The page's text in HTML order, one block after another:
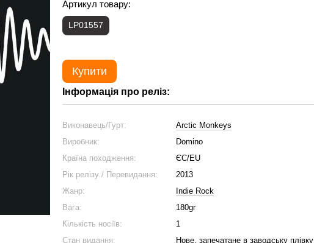
Артикул товару:
LP01557
Купити
Інформація про реліз:
Виконавець/Гурт:
Arctic Monkeys
Виробник:
Domino
Країна походження:
ЄС/EU
Рік релізу / Перевидання:
2013
Жанр:
Indie Rock
Вага:
180gr
Кількість носіїв:
1
Стан видання:
Нове, запечатане в заводську плівку